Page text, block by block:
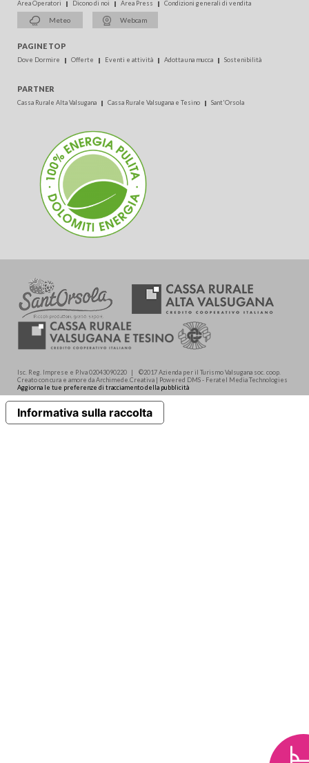
Area Operatori
Dicono di noi Area Press Condizioni generali di vendita
Meteo Webcam
PAGINE TOP
Dove Dormire Offerte Eventi e attività Adotta una mucca Sostenibilità
PARTNER
Cassa Rurale Alta Valsugana Cassa Rurale Valsugana e Tesino Sant'Orsola
Isc. Reg. Imprese e P.Iva 02043090220 | ©2017 Azienda per il Turismo Valsugana soc. coop.
Creato con cura e amore da Archimede.Creativa | Powered DMS - Feratel Media Technologies
Aggiorna le tue preferenze di tracciamento della pubblicità
Informativa sulla raccolta